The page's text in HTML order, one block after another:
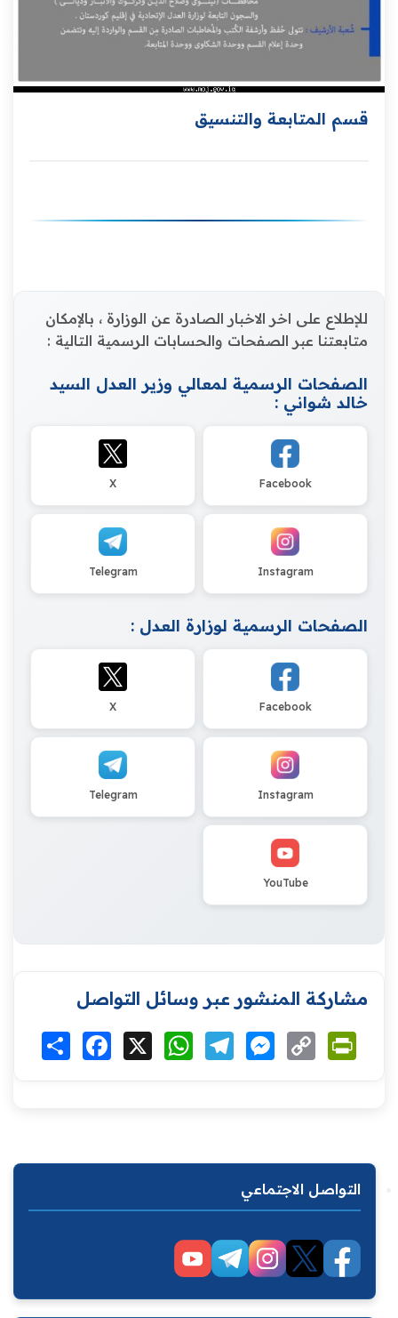
قسم المتابعة والتنسيق
للإطلاع على اخر الاخبار الصادرة عن الوزارة ، بالإمكان
متابعتنا عبر الصفحات والحسابات الرسمية التالية :
الصفحات الرسمية لمعالي وزير العدل السيد
خالد شواني :
Facebook
X
Instagram
Telegram
الصفحات الرسمية لوزارة العدل :
Facebook
X
Instagram
Telegram
YouTube
مشاركة المنشور عبر وسائل التواصل
انشر Facebook WhatsAppTelegramMessenger
Copy
Link
التواصل الاجتماعي